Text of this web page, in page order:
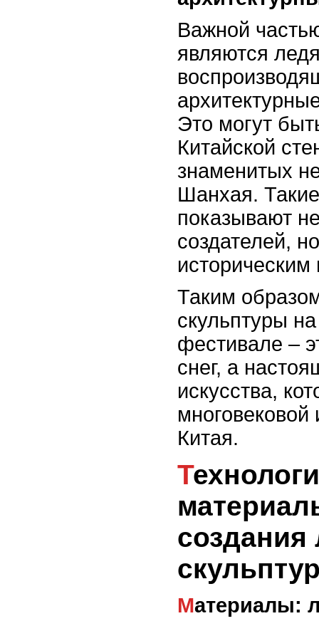
Важной
являются
Это могут
Китайской
знаменитых
Шанхая.
показывают
создателей,
Таким
скульптуры
фестивале –
снег, а
искусства,
многовековой
Китая.
Технологии и
Материалы: